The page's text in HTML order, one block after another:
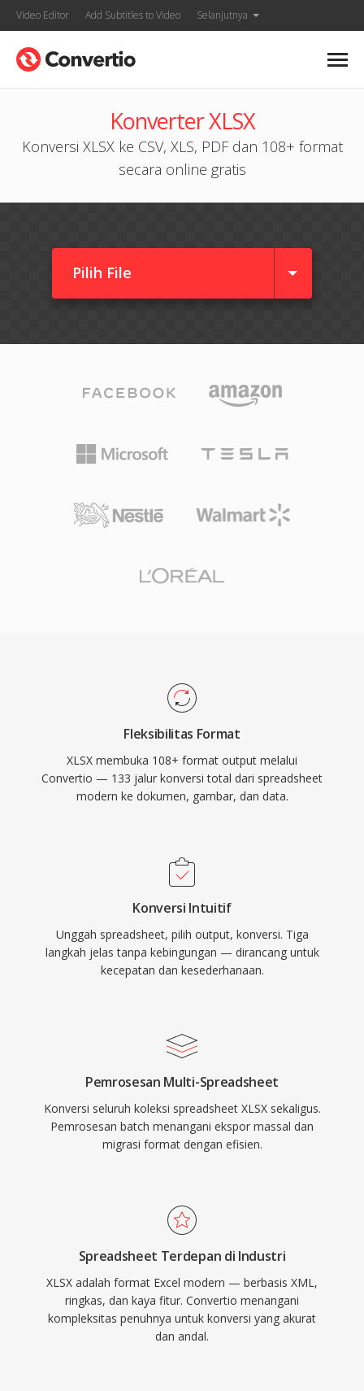
Video Editor Add Subtitles to Video Selanjutnya
Konverter XLSX
Konversi XLSX ke CSV, XLS, PDF dan 108+ format
secara online gratis
Pilih File
Fleksibilitas Format
XLSX membuka 108+ format output melalui
Convertio — 133 jalur konversi total dari spreadsheet
modern ke dokumen, gambar, dan data.
Konversi Intuitif
Unggah spreadsheet, pilih output, konversi. Tiga
langkah jelas tanpa kebingungan — dirancang untuk
kecepatan dan kesederhanaan.
Pemrosesan Multi-Spreadsheet
Konversi seluruh koleksi spreadsheet XLSX sekaligus.
Pemrosesan batch menangani ekspor massal dan
migrasi format dengan efisien.
Spreadsheet Terdepan di Industri
XLSX adalah format Excel modern — berbasis XML,
ringkas, dan kaya fitur. Convertio menangani
kompleksitas penuhnya untuk konversi yang akurat
dan andal.